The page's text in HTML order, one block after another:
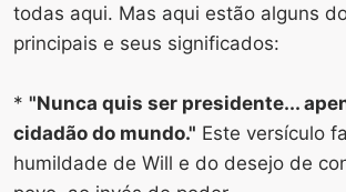
todas aqui. Mas aqui estão alguns
principais e seus significados:
* "Nunca quis ser presidente...
cidadão do mundo." Este versículo
humildade de Will e do desejo de